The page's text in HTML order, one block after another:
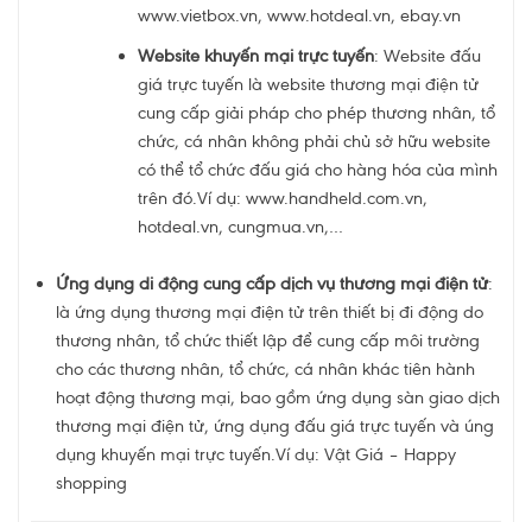
www.vietbox.vn, www.hotdeal.vn, ebay.vn
Website khuyến mại trực tuyến: Website đấu
giá trực tuyếnlà website thương mại điện tử
cung cấp giải pháp cho phép thương nhân, tổ
chức, cá nhân không phải chủ sở hữu website
có thể tổ chức đấu giá cho hàng hóa của mình
trên đó.Ví dụ: www.handheld.com.vn,
hotdeal.vn, cungmua.vn,…
Ứng dụng di động cung cấp dịch vụ thương mại điện tử:
là ứng dụng thương mại điện tử trên thiết bị đi động do
thương nhân, tổ chức thiết lập để cung cấp môi trường
cho các thương nhân, tổ chức, cá nhân khác tiên hành
hoạt động thương mại, bao gồm ứng dụng sàn giao dịch
thương mại điện tử, ứng dụng đấu giá trực tuyến và úng
dụng khuyến mại trực tuyến.Ví dụ: Vật Giá – Happy
shopping